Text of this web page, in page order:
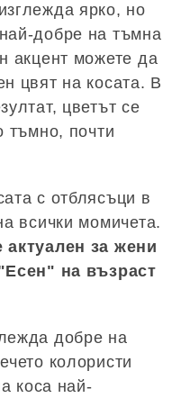
ярко, но
добре на тъмна
акцент можете да
цвят на косата. В
цветът се
тъмно, почти
с отблясъци в
всички момичета.
за жени
на възраст
добре на
колористи
коса най-